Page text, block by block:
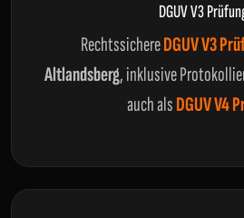
DGUV V3
RechtssichereDGUV V3
Altlandsberg, inklusive
auch alsDGUV V4